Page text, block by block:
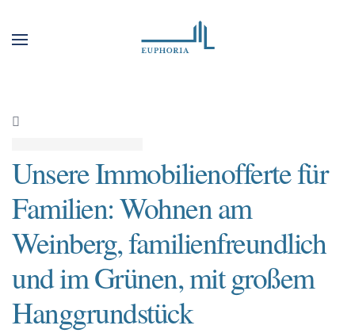
Unsere Immobilienofferte für
Familien: Wohnen am
Weinberg, familienfreundlich
und im Grünen, mit großem
Hanggrundstück